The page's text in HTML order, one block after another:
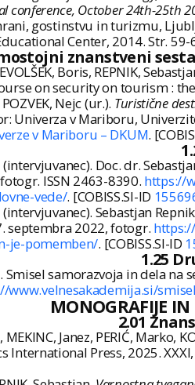
conference, October 24th-25th
gostinstvu in turizmu,
Center, 2014. Str.
znanstveni
Boris, REPNIK,
on security on tourism :
Nejc (ur.). Turistične
Univerza v Mariboru,
v Mariboru – DKUM.
(intervjuvanec). Doc. dr.
ISSN 2463-8390. https://
vede/. [COBISS.SI-ID
(intervjuvanec). Sebastjan
septembra 2022, fotogr.
je-pomemben/. [COBISS.SI-ID
1.25
Smisel samorazvoja in dela na
www.velnesakademija.si/
MONOGRAFIJE
2.01
MEKINC, Janez, PERIĆ, Marko,
International Press, 2025.